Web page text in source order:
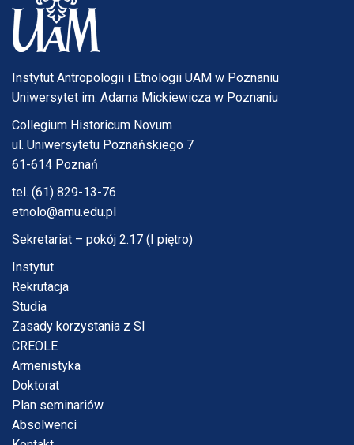
Instytut Antropologii i Etnologii UAM w Poznaniu
Uniwersytet im. Adama Mickiewicza w Poznaniu
Collegium Historicum Novum
ul. Uniwersytetu Poznańskiego 7
61-614 Poznań
tel. (61) 829-13-76
etnolo@amu.edu.pl
Sekretariat – pokój 2.17 (I piętro)
Instytut
Rekrutacja
Studia
Zasady korzystania z SI
CREOLE
Armenistyka
Doktorat
Plan seminariów
Absolwenci